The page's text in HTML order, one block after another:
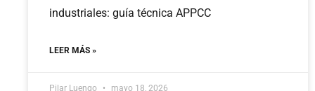
industriales: guía técnica APPCC
LEER MÁS »
Pilar Luengo mayo 18, 2026